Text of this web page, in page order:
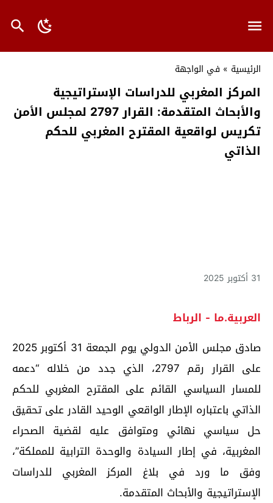
الرئيسية » في الواجهة
المركز المغربي للدراسات الإستراتيجية
والأبحاث المتقدمة: القرار 2797 لمجلس الأمن
تكريس لواقعية المقترح المغربي للحكم
الذاتي
31 أكتوبر 2025
العربية.ما - الرباط
صادق مجلس الأمن الدولي يوم الجمعة 31 أكتوبر 2025
على القرار رقم 2797، الذي جدد من خلاله “دعمه
للمسار السياسي القائم على المقترح المغربي للحكم
الذاتي باعتباره الإطار الواقعي الوحيد القادر على تحقيق
حل سياسي نهائي ومتوافق عليه لقضية الصحراء
المغربية، في إطار السيادة والوحدة الترابية للمملكة”،
وفق ما ورد في بلاغ المركز المغربي للدراسات
الإستراتيجية والأبحاث المتقدمة.